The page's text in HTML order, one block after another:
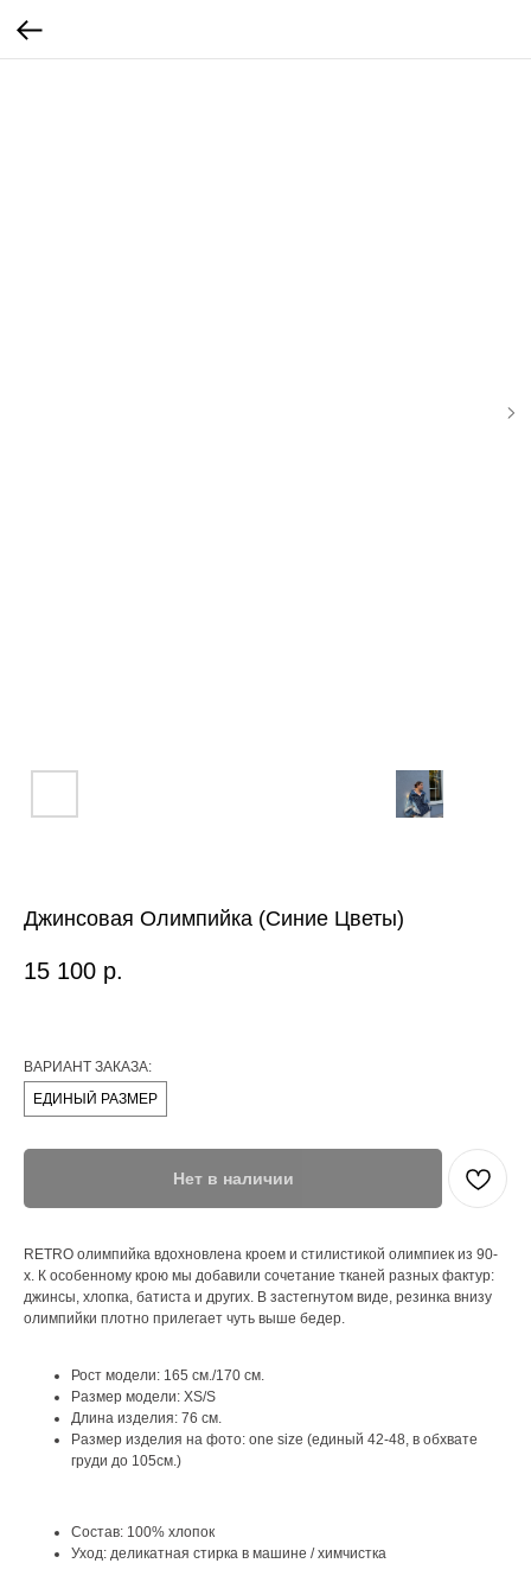
Джинсовая Олимпийка (Синие Цветы)
15 100 р.
ВАРИАНТ ЗАКАЗА:
ЕДИНЫЙ РАЗМЕР
Нет в наличии
RETRO олимпийка вдохновлена кроем и стилистикой олимпиек из 90-
х. К особенному крою мы добавили сочетание тканей разных фактур:
джинсы, хлопка, батиста и других. В застегнутом виде, резинка внизу
олимпийки плотно прилегает чуть выше бедер.
Рост модели: 165 см./170 см.
Размер модели: XS/S
Длина изделия: 76 см.
Размер изделия на фото: one size (единый 42-48, в обхвате
груди до 105см.)
Состав: 100% хлопок
Уход: деликатная стирка в машине / химчистка